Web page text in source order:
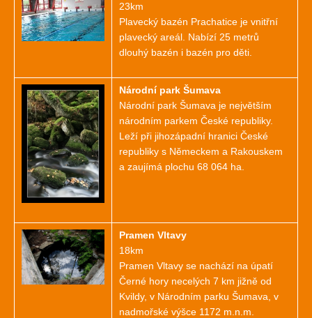
23km
Plavecký bazén Prachatice je vnitřní
plavecký areál. Nabízí 25 metrů
dlouhý bazén i bazén pro děti.
Národní park Šumava
Národní park Šumava je největším
národním parkem České republiky.
Leží při jihozápadní hranici České
republiky s Německem a Rakouskem
a zaujímá plochu 68 064 ha.
Pramen Vltavy
18km
Pramen Vltavy se nachází na úpatí
Černé hory necelých 7 km jižně od
Kvildy, v Národním parku Šumava, v
nadmořské výšce 1172 m.n.m.